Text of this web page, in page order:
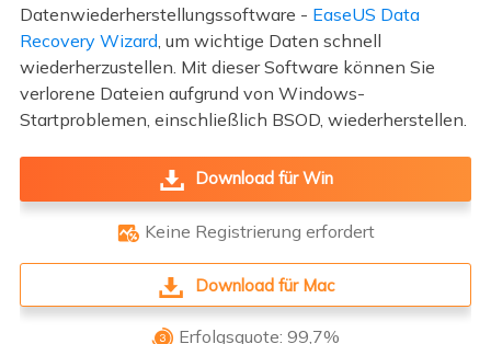
Datenwiederherstellungssoftware - EaseUS Data
Recovery Wizard , um wichtige Daten schnell
wiederherzustellen. Mit dieser Software können Sie
verlorene Dateien aufgrund von Windows-
Startproblemen, einschließlich BSOD, wiederherstellen.
Download für Win
 Keine Registrierung erfordert
Download für Mac
 Erfolgsquote: 99,7%